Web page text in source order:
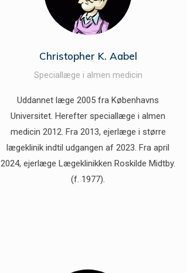
Christopher K. Aabel
Speciallæge i almen medicin
Uddannet læge 2005 fra Københavns
Universitet. Herefter speciallæge i almen
medicin 2012. Fra 2013, ejerlæge i større
lægeklinik indtil udgangen af 2023. Fra april
2024, ejerlæge Lægeklinikken Roskilde Midtby.
(f. 1977).